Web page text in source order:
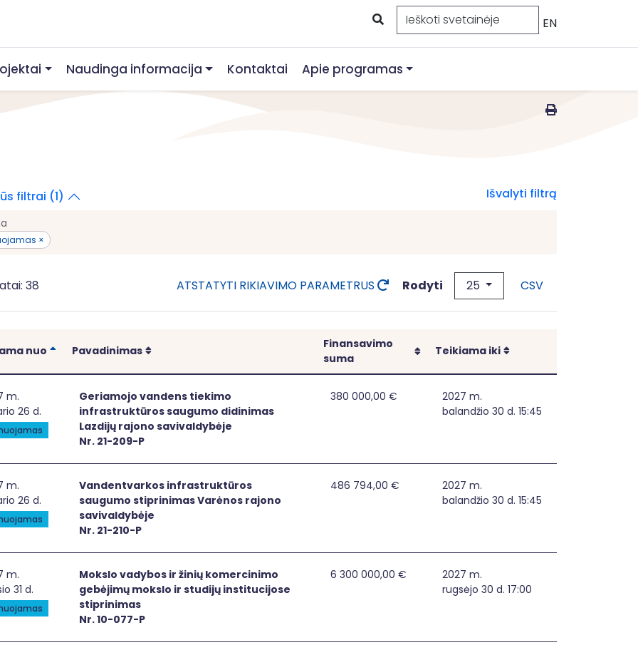
EN
Naudinga informacija Kontaktai Apie programas
filtrai (1) Išvalyti filtrą
×
38 ATSTATYTI RIKIAVIMO PARAMETRUS Rodyti 25 CSV
nuo Rikiuoti
Pavadinimas Rikiuoti
Finansavimo
suma
Rikiuoti
Teikiama iki Rikiuoti
vandens tiekimo infrastruktūros saugumo didinimas Lazdijų rajono savivaldybėje
m.
26 d.
Geriamojo vandens tiekimo
infrastruktūros saugumo didinimas
Lazdijų rajono savivaldybėje
Nr. 21-209-P
380 000,00 €
2027 m.
balandžio 30 d. 15:45
infrastruktūros saugumo stiprinimas Varėnos rajono savivaldybėje
m.
26 d.
Vandentvarkos infrastruktūros
saugumo stiprinimas Varėnos rajono
savivaldybėje
Nr. 21-210-P
486 794,00 €
2027 m.
balandžio 30 d. 15:45
vadybos ir žinių komercinimo gebėjimų mokslo ir studijų institucijose stiprinimas
m.
31 d.
Mokslo vadybos ir žinių komercinimo
gebėjimų mokslo ir studijų institucijose
stiprinimas
Nr. 10-077-P
6 300 000,00 €
2027 m.
rugsėjo 30 d. 17:00